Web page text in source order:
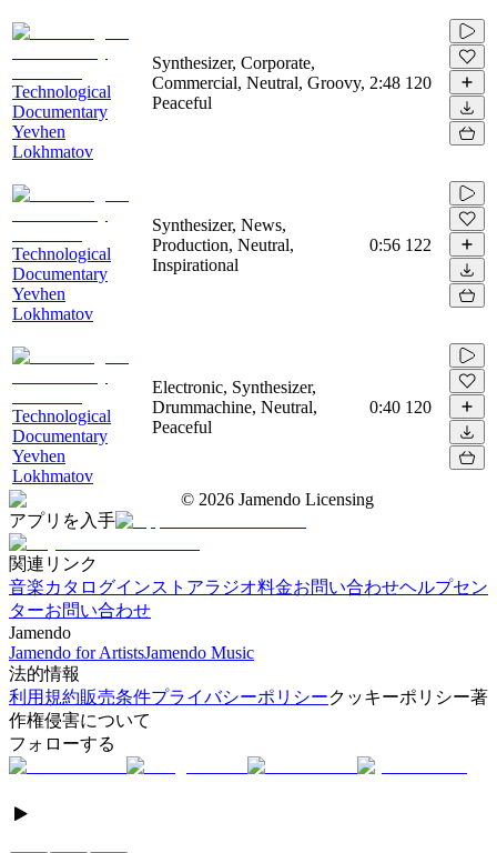
Technological
Documentary
Yevhen
Lokhmatov
Synthesizer, Corporate,
Commercial, Neutral, Groovy,
Peaceful
2:48 120
Technological
Documentary
Yevhen
Lokhmatov
Synthesizer, News,
Production, Neutral,
Inspirational
0:56 122
Technological
Documentary
Yevhen
Lokhmatov
Electronic, Synthesizer,
Drummachine, Neutral,
Peaceful
0:40 120
© 2026 Jamendo Licensing
アプリを入手
関連リンク
音楽カタログインストアラジオ料金お問い合わせヘルプセン
ターお問い合わせ
Jamendo
Jamendo for ArtistsJamendo Music
法的情報
利用規約販売条件プライバシーポリシークッキーポリシー著
作権侵害について
フォローする